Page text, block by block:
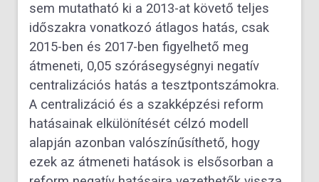
sem mutatható ki a 2013-at követő teljes
időszakra vonatkozó átlagos hatás, csak
2015-ben és 2017-ben figyelhető meg
átmeneti, 0,05 szórásegységnyi negatív
centralizációs hatás a tesztpontszámokra.
A centralizáció és a szakképzési reform
hatásainak elkülönítését célzó modell
alapján azonban valószínűsíthető, hogy
ezek az átmeneti hatások is elsősorban a